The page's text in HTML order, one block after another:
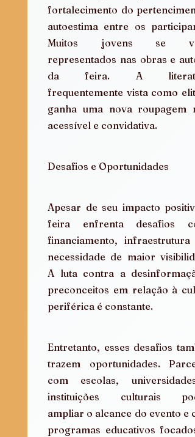
fortalecimento do
autoestima entre os
Muitos jovens se
representados nas obras e
da feira. A
frequentemente vista como
ganha uma nova roupagem
acessível e convidativa.
Desafios e Oportunidades
Apesar de seu impacto
feira enfrenta desafios
financiamento, infraestrutura
necessidade de maior
A luta contra a
preconceitos em relação à
periférica é constante.
Entretanto, esses desafios
trazem oportunidades.
com escolas,
instituições culturais
ampliar o alcance do evento e
programas educativos